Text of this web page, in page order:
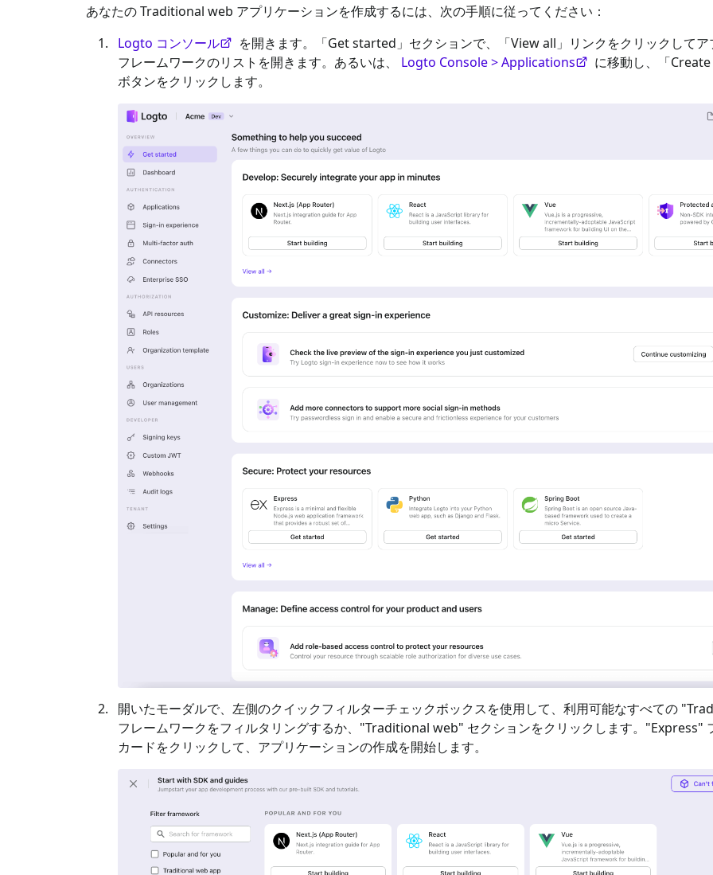
あなたのTraditional web アプリケーションを作成するには、次の手順に従ってください：
Logto コンソール
を開きます。「Get started」セクションで、「View all」リンクをクリックして
フレームワークのリストを開きます。あるいは、
Logto Console > Applications
に移動し、「
ボタンをクリックします。
開いたモーダルで、左側のクイックフィルターチェックボックスを使用して、利用可能なすべての "
フレームワークをフィルタリングするか、"Traditional web" セクションをクリックします。"Express"
カードをクリックして、アプリケーションの作成を開始します。